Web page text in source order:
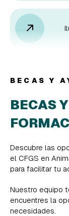
BECAS Y
BECAS
Descubre las
el CFGS en
para facilitar tu
Nuestro equipo
encuentres la
necesidades.